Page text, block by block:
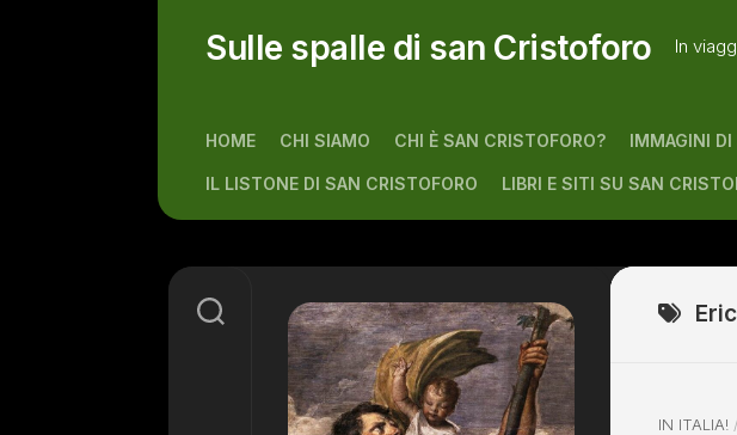
Sulle spalle di san Cristoforo In
HOME CHI SIAMO CHI È SAN CRISTOFORO? IMMAGINI DI
IL LISTONE DI SAN CRISTOFORO LIBRI E SITI SU SAN
IN ITALIA! /